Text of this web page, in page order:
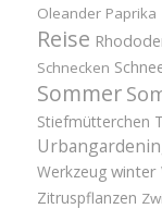
Oleander Paprika
Reise
Schnecken
Sommer
Stiefmütterchen
Werkzeug winter
Zitruspflanzen